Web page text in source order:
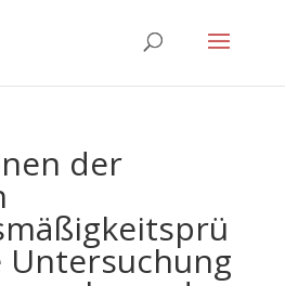
der
Untersuchung